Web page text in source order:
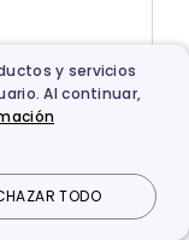
y servicios
Al continuar,
TODO